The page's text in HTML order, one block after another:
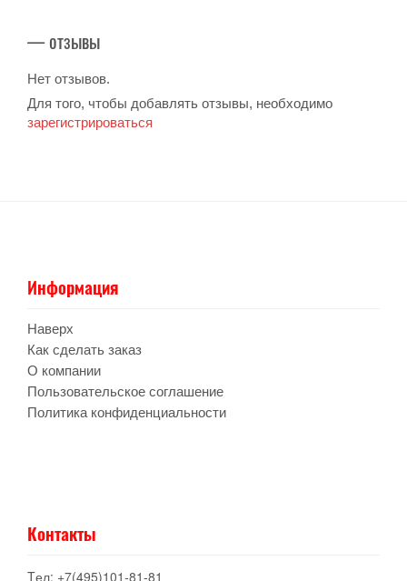
— отзывы
Нет отзывов.
Для того, чтобы добавлять отзывы, необходимо
зарегистрироваться
Информация
Наверх
Как сделать заказ
О компании
Пользовательское соглашение
Политика конфиденциальности
Контакты
Tел: +7(495)101-81-81